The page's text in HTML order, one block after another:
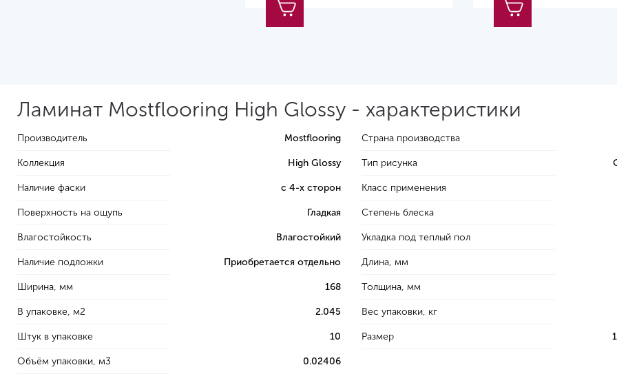
Ламинат Mostflooring High Glossy - характеристики
Производитель Mostflooring
Коллекция High Glossy
Наличие фаски с 4-х сторон
Поверхность на ощупь Гладкая
Влагостойкость Влагостойкий
Наличие подложки Приобретается отдельно
Ширина, мм 168
В упаковке, м2 2.045
Штук в упаковке 10
Объём упаковки, м3 0.02406
Страна производства
Тип рисунка
Класс применения
Степень блеска
Укладка под теплый пол
Длина, мм
Толщина, мм
Вес упаковки, кг
Размер